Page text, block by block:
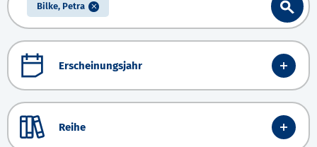
Bilke, Petra
Erscheinungsjahr
Reihe